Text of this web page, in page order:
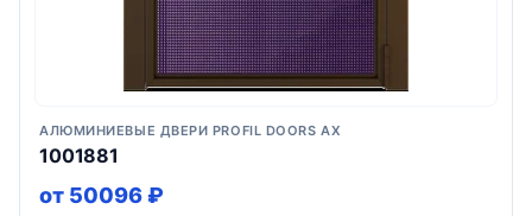
АЛЮМИНИЕВЫЕ ДВЕРИ PROFIL DOORS AX
1001881
от 50096 ₽